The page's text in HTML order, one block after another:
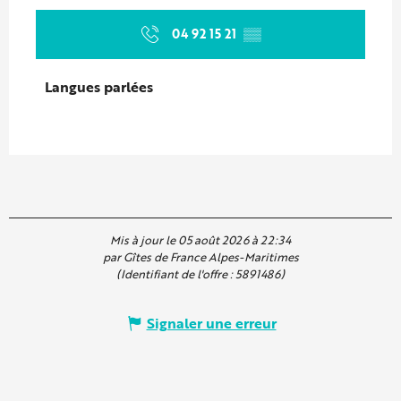
04 92 15 21 ▒▒
Langues parlées
Langues parlées
Mis à jour le 05 août 2026 à 22:34
par Gîtes de France Alpes-Maritimes
(Identifiant de l'offre :5891486)
Signaler une erreur